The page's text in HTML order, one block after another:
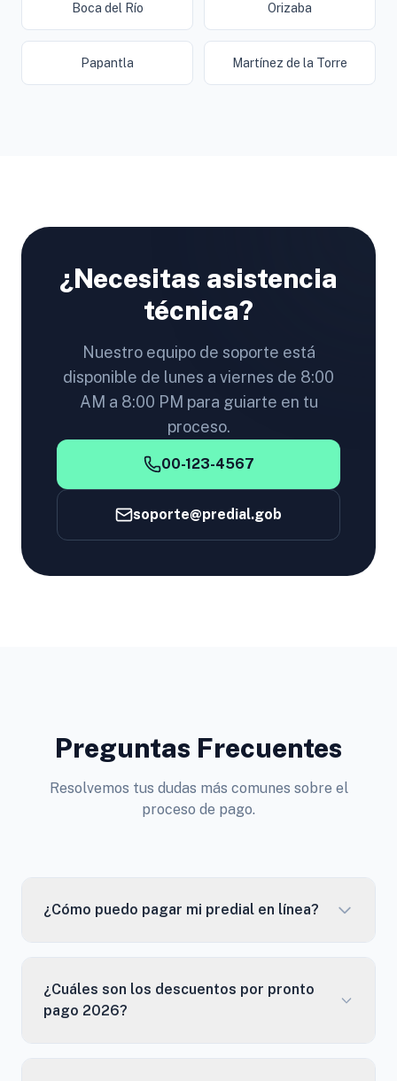
Boca del Río Orizaba
Papantla Martínez de la Torre
¿Necesitas asistencia
técnica?
Nuestro equipo de soporte está
disponible de lunes a viernes de 8:00
AM a 8:00 PM para guiarte en tu
proceso.
00-123-4567
soporte@predial.gob
Preguntas Frecuentes
Resolvemos tus dudas más comunes sobre el
proceso de pago.
¿Cómo puedo pagar mi predial en línea?
¿Cuáles son los descuentos por pronto
pago 2026?